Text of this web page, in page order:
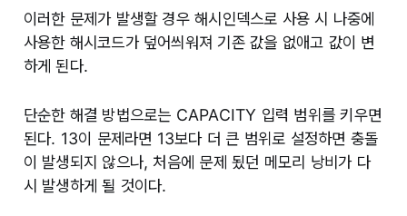
이러한 문제가 발생할 경우 해시인덱스로 사용 시 나중에
사용한 해시코드가 덮어씌워져 기존 값을 없애고 값이 변
하게 된다.
단순한 해결 방법으로는 CAPACITY 입력 범위를 키우면
된다. 13이 문제라면 13보다 더 큰 범위로 설정하면 충돌
이 발생되지 않으나, 처음에 문제 됬던 메모리 낭비가 다
시 발생하게 될 것이다.